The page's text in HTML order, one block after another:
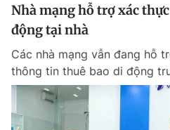
Nhà mạng hỗ trợ xác
động tại nhà
Các nhà mạng vẫn đang hỗ
thông tin thuê bao di động